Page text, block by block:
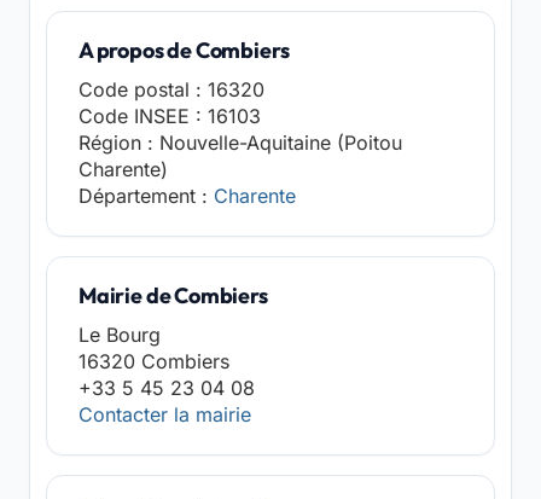
A propos de Combiers
Code postal : 16320
Code INSEE : 16103
Région : Nouvelle-Aquitaine (Poitou
Charente)
Département : Charente
Mairie de Combiers
Le Bourg
16320 Combiers
+33 5 45 23 04 08
Contacter la mairie